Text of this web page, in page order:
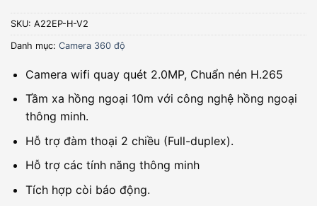
SKU: A22EP-H-V2
Danh mục: Camera 360 độ
Camera wifi quay quét 2.0MP, Chuẩn nén H.265
Tầm xa hồng ngoại 10m với công nghệ hồng ngoại
thông minh.
Hỗ trợ đàm thoại 2 chiều (Full-duplex).
Hỗ trợ các tính năng thông minh
Tích hợp còi báo động.